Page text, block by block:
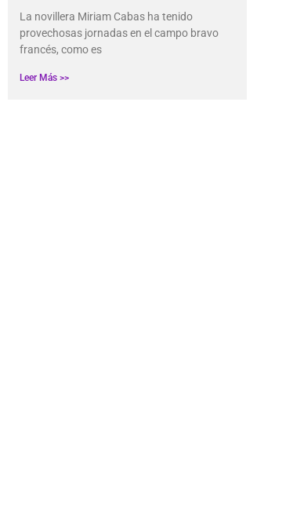
La novillera Miriam Cabas ha tenido
provechosas jornadas en el campo bravo
francés, como es
Leer Más >>